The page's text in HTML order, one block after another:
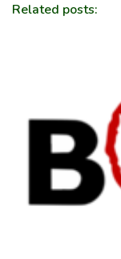
Related posts: